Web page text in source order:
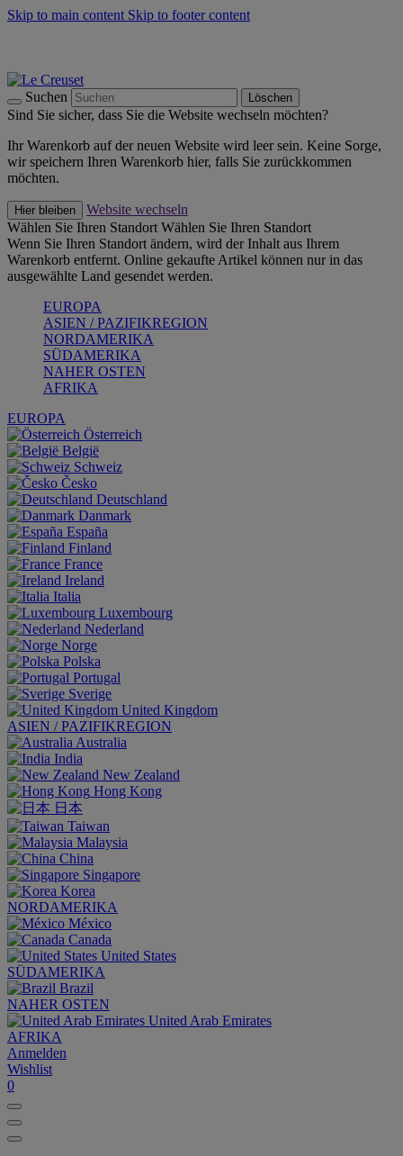
Skip to main content Skip to footer content
Suchen Löschen
Sind Sie sicher, dass Sie die Website wechseln möchten?
Ihr Warenkorb auf der neuen Website wird leer sein. Keine Sorge,
wir speichern Ihren Warenkorb hier, falls Sie zurückkommen
möchten.
Hier bleiben
Website wechseln
Wählen Sie Ihren Standort Wählen Sie Ihren Standort
Wenn Sie Ihren Standort ändern, wird der Inhalt aus Ihrem
Warenkorb entfernt. Online gekaufte Artikel können nur in das
ausgewählte Land gesendet werden.
EUROPA
ASIEN / PAZIFIKREGION
NORDAMERIKA
SÜDAMERIKA
NAHER OSTEN
AFRIKA
EUROPA
Österreich
België
Schweiz
Česko
Deutschland
Danmark
España
Finland
France
Ireland
Italia
Luxembourg
Nederland
Norge
Polska
Portugal
Sverige
United Kingdom
ASIEN / PAZIFIKREGION
Australia
India
New Zealand
Hong Kong
日本
Taiwan
Malaysia
China
Singapore
Korea
NORDAMERIKA
México
Canada
United States
SÜDAMERIKA
Brazil
NAHER OSTEN
United Arab Emirates
AFRIKA
Anmelden
Wishlist
0